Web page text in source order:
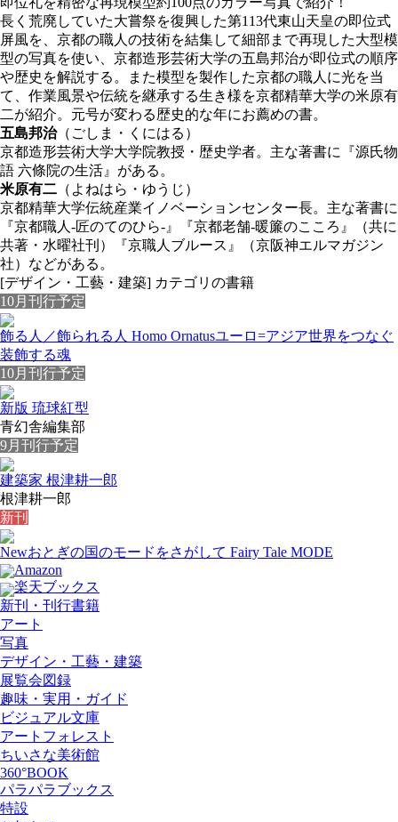
長く荒廃していた大嘗祭を復興した第113代東山天皇の即位式
屏風を、京都の職人の技術を結集して細部まで再現した大型模
型の写真を使い、京都造形芸術大学の五島邦治が即位式の順序
や歴史を解説する。また模型を製作した京都の職人に光を当
て、作業風景や伝統を継承する生き様を京都精華大学の米原有
二が紹介。元号が変わる歴史的な年にお薦めの書。
五島邦治（ごしま・くにはる）
京都造形芸術大学大学院教授・歴史学者。主な著書に『源氏物
語 六條院の生活』がある。
米原有二 （よねはら・ゆうじ）
京都精華大学伝統産業イノベーションセンター長。主な著書に
『京都職人-匠のてのひら-』『京都老舗-暖簾のこころ』（共に
共著・水曜社刊）『京職人ブルース』（京阪神エルマガジン
社）などがある。
[デザイン・工藝・建築] カテゴリの書籍
10月刊行予定
飾る人／飾られる人 Homo Ornatusユーロ=アジア世界をつなぐ
装飾する魂
10月刊行予定
新版 琉球紅型
青幻舎編集部
9月刊行予定
建築家 根津耕一郎
根津耕一郎
新刊
Newおとぎの国のモードをさがして Fairy Tale MODE
Amazon
楽天ブックス
新刊・刊行書籍
アート
写真
デザイン・工藝・建築
展覧会図録
趣味・実用・ガイド
ビジュアル文庫
アートフォレスト
ちいさな美術館
360°BOOK
パラパラブックス
特設